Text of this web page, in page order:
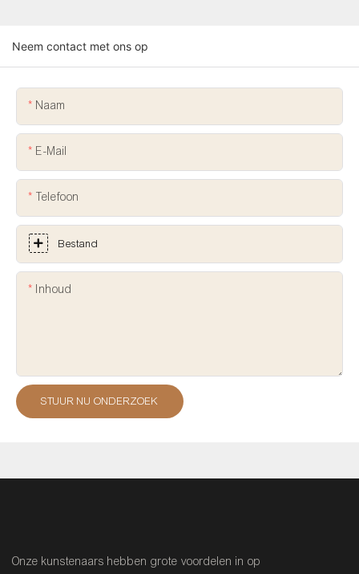
Neem contact met ons op
Naam
E-Mail
Telefoon
Bestand
Inhoud
STUUR NU ONDERZOEK
Onze kunstenaars hebben grote voordelen in op